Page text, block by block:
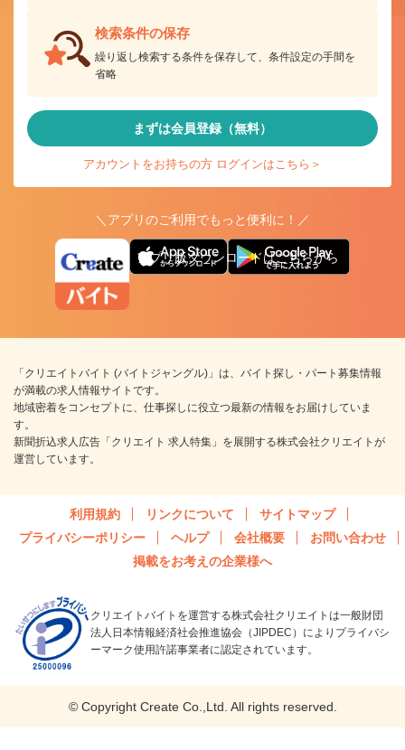
検索条件の保存
繰り返し検索する条件を保存して、条件設定の手間を
省略
まずは会員登録（無料）
アカウントをお持ちの方 ログインはこちら＞
＼アプリのご利用でもっと便利に！／
アプリ版ダウンロードはこちらから
「クリエイトバイト (バイトジャングル)」は、バイト探し・パート募集情報
が満載の求人情報サイトです。
地域密着をコンセプトに、仕事探しに役立つ最新の情報をお届けしていま
す。
新聞折込求人広告「クリエイト 求人特集」を展開する株式会社クリエイトが
運営しています。
利用規約 リンクについて
サイトマップ
プライバシーポリシー
ヘルプ 会社概要
お問い合わせ
掲載をお考えの企業様へ
クリエイトバイトを運営する株式会社クリエイトは一般財団
法人日本情報経済社会推進協会（JIPDEC）によりプライバシ
ーマーク使用許諾事業者に認定されています。
© Copyright Create Co.,Ltd. All rights reserved.